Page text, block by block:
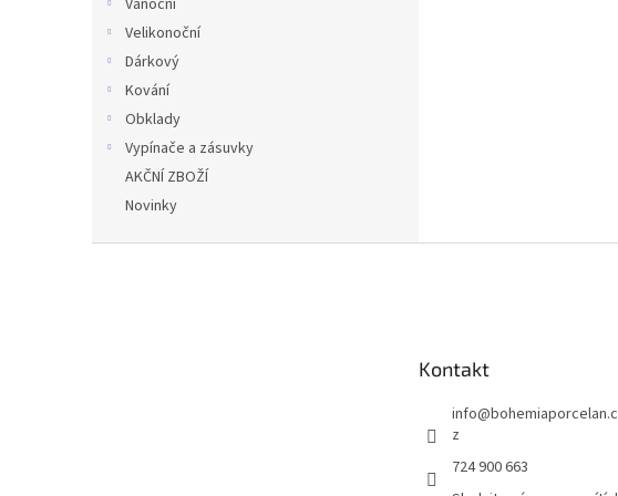
Vánoční
Velikonoční
Dárkový
Kování
Obklady
Vypínače a zásuvky
AKČNÍ ZBOŽÍ
Novinky
Kontakt
info@bohemiaporcelan.c
z
724 900 663